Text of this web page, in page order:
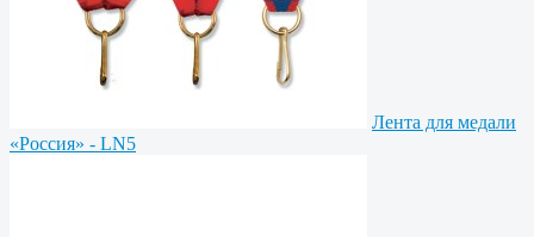
Лента для медали
«Россия» - LN5